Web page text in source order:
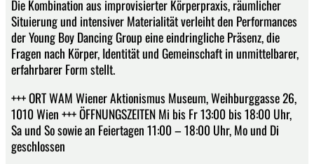
Die Kombination aus improvisierter Körperpraxis, räumlicher
Situierung und intensiver Materialität verleiht den Performances
der Young Boy Dancing Group eine eindringliche Präsenz, die
Fragen nach Körper, Identität und Gemeinschaft in unmittelbarer,
erfahrbarer Form stellt.
+++ ORT WAM Wiener Aktionismus Museum, Weihburggasse 26,
1010 Wien +++ ÖFFNUNGSZEITEN Mi bis Fr 13:00 bis 18:00 Uhr,
Sa und So sowie an Feiertagen 11:00 – 18:00 Uhr, Mo und Di
geschlossen